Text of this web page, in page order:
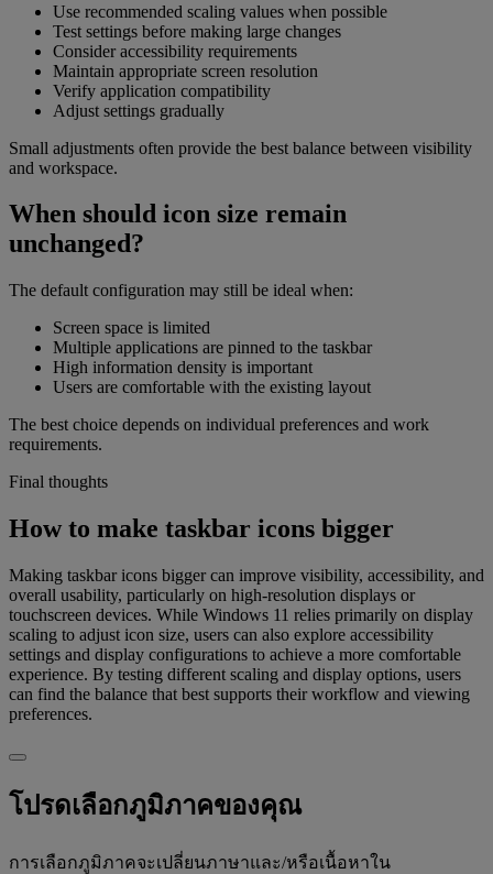
Use recommended scaling values when possible
Test settings before making large changes
Consider accessibility requirements
Maintain appropriate screen resolution
Verify application compatibility
Adjust settings gradually
Small adjustments often provide the best balance between visibility
and workspace.
When should icon size remain
unchanged?
The default configuration may still be ideal when:
Screen space is limited
Multiple applications are pinned to the taskbar
High information density is important
Users are comfortable with the existing layout
The best choice depends on individual preferences and work
requirements.
Final thoughts
How to make taskbar icons bigger
Making taskbar icons bigger can improve visibility, accessibility, and
overall usability, particularly on high-resolution displays or
touchscreen devices. While Windows 11 relies primarily on display
scaling to adjust icon size, users can also explore accessibility
settings and display configurations to achieve a more comfortable
experience. By testing different scaling and display options, users
can find the balance that best supports their workflow and viewing
preferences.
โปรดเลือกภูมิภาคของคุณ
การเลือกภูมิภาคจะเปลี่ยนภาษาและ/หรือเนื้อหาใน